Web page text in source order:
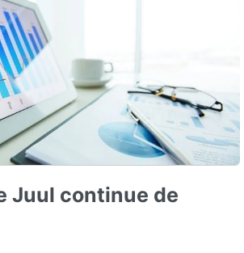
Juul continue de